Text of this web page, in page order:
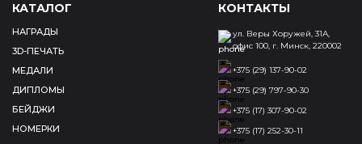
КАТАЛОГ
НАГРАДЫ
3D-ПЕЧАТЬ
МЕДАЛИ
ДИПЛОМЫ
БЕЙДЖИ
НОМЕРКИ
КОНТАКТЫ
ул. Веры Хоружей, 31А,
офис 100, г. Минск, 220002
+375 (29) 137-90-02
+375 (29) 797-90-30
+375 (17) 307-90-02
+375 (17) 252-30-11